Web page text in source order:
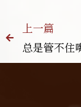
上一篇